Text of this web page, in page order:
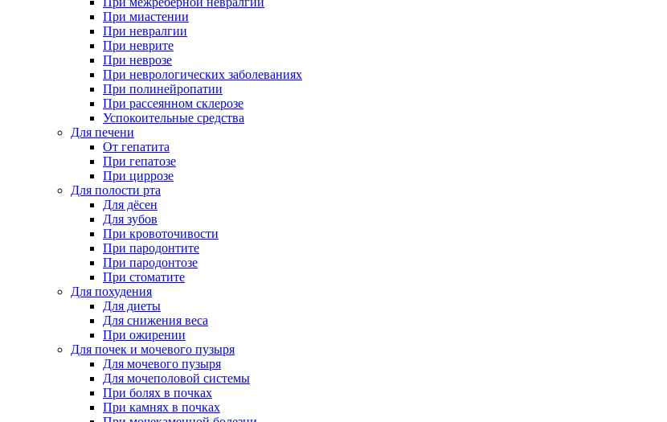
При миастении
При невралгии
При неврите
При неврозе
При неврологических заболеваниях
При полинейропатии
При рассеянном склерозе
Успокоительные средства
Для печени
От гепатита
При гепатозе
При циррозе
Для полости рта
Для дёсен
Для зубов
При кровоточивости
При пародонтите
При пародонтозе
При стоматите
Для похудения
Для диеты
Для снижения веса
При ожирении
Для почек и мочевого пузыря
Для мочевого пузыря
Для мочеполовой системы
При болях в почках
При камнях в почках